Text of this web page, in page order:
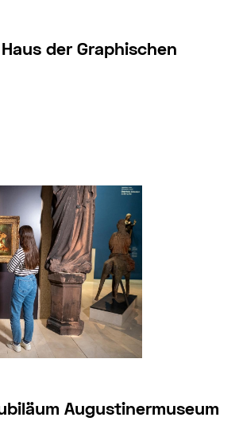
der Graphischen
Augustinermuseum